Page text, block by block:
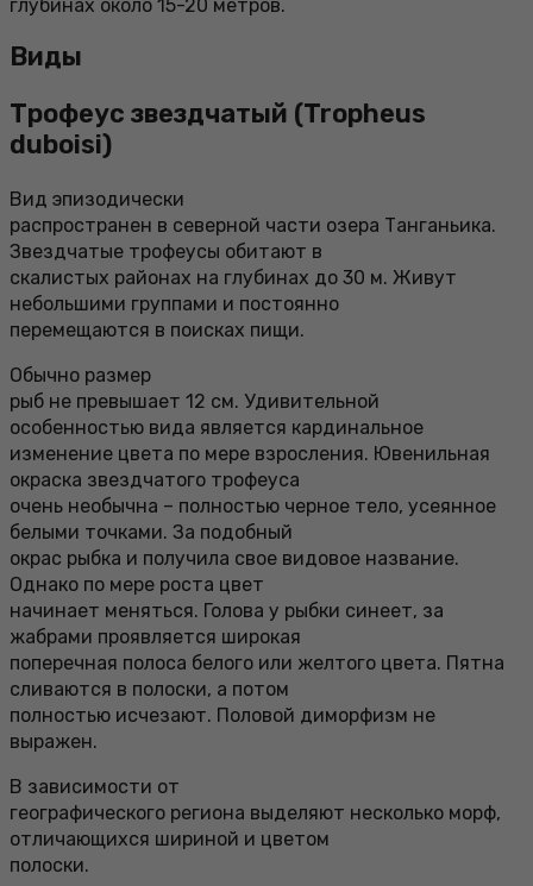
глубинах около 15-20 метров.
Виды
Трофеус звездчатый (Tropheus
duboisi)
Вид эпизодически
распространен в северной части озера Танганьика.
Звездчатые трофеусы обитают в
скалистых районах на глубинах до 30 м. Живут
небольшими группами и постоянно
перемещаются в поисках пищи.
Обычно размер
рыб не превышает 12 см. Удивительной
особенностью вида является кардинальное
изменение цвета по мере взросления. Ювенильная
окраска звездчатого трофеуса
очень необычна – полностью черное тело, усеянное
белыми точками. За подобный
окрас рыбка и получила свое видовое название.
Однако по мере роста цвет
начинает меняться. Голова у рыбки синеет, за
жабрами проявляется широкая
поперечная полоса белого или желтого цвета. Пятна
сливаются в полоски, а потом
полностью исчезают. Половой диморфизм не
выражен.
В зависимости от
географического региона выделяют несколько морф,
отличающихся шириной и цветом
полоски.